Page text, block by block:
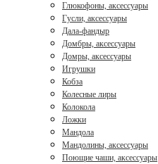
Глюкофоны, аксессуары
Гусли, аксессуары
Дала-фандыр
Домбры, аксессуары
Домры, аксессуары
Игрушки
Кобза
Колесные лиры
Колокола
Ложки
Мандола
Мандолины, аксессуары
Поющие чаши, аксессуары